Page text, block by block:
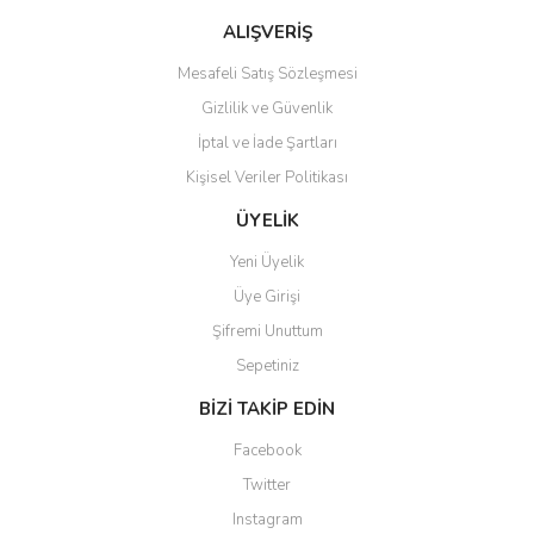
Ürün fiyatı diğer sitelerden daha pahalı.
Gönder
ALIŞVERİŞ
Mesafeli Satış Sözleşmesi
Gizlilik ve Güvenlik
İptal ve İade Şartları
Kişisel Veriler Politikası
ÜYELİK
Yeni Üyelik
Üye Girişi
Şifremi Unuttum
Sepetiniz
BİZİ TAKİP EDİN
Facebook
Twitter
Instagram